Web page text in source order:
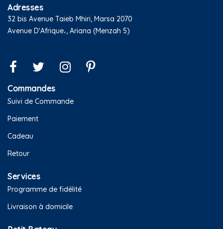
Adresses
32 bis Avenue Taieb Mhiri, Marsa 2070
Avenue D'Afrique،, Ariana (Menzah 5)
Commandes
Suivi de Commande
Paiement
Cadeau
Retour
Services
Programme de fidélité
Livraison à domicile